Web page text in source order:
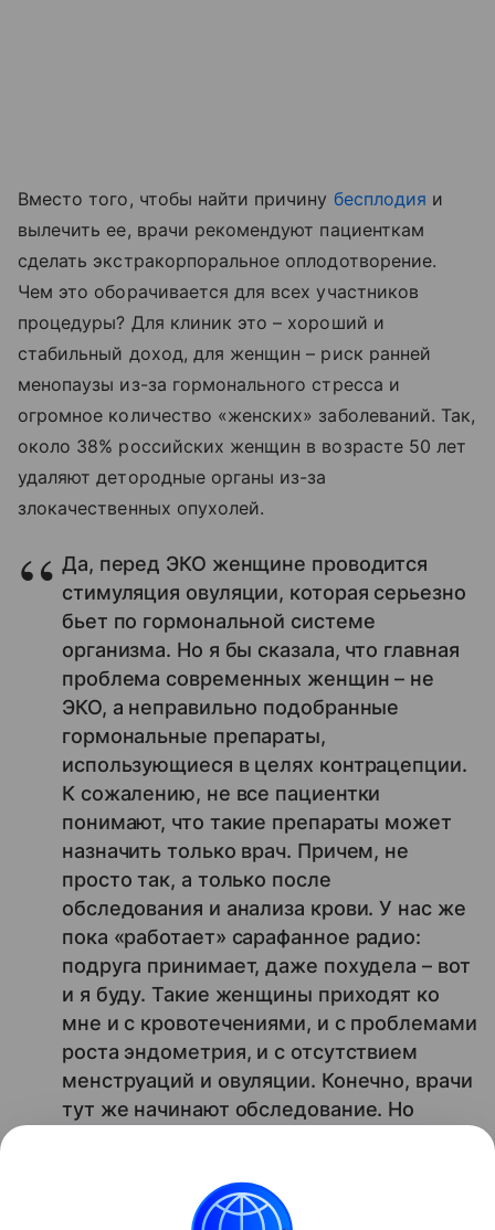
Вместо того, чтобы найти причину бесплодия и
вылечить ее, врачи рекомендуют пациенткам
сделать экстракорпоральное оплодотворение.
Чем это оборачивается для всех участников
процедуры? Для клиник это – хороший и
стабильный доход, для женщин – риск ранней
менопаузы из-за гормонального стресса и
огромное количество «женских» заболеваний. Так,
около 38% российских женщин в возрасте 50 лет
удаляют детородные органы из-за
злокачественных опухолей.
Да, перед ЭКО женщине проводится
стимуляция овуляции, которая серьезно
бьет по гормональной системе
организма. Но я бы сказала, что главная
проблема современных женщин – не
ЭКО, а неправильно подобранные
гормональные препараты,
использующиеся в целях контрацепции.
К сожалению, не все пациентки
понимают, что такие препараты может
назначить только врач. Причем, не
просто так, а только после
обследования и анализа крови. У нас же
пока «работает» сарафанное радио:
подруга принимает, даже похудела – вот
и я буду. Такие женщины приходят ко
мне и с кровотечениями, и с проблемами
роста эндометрия, и с отсутствием
менструаций и овуляции. Конечно, врачи
тут же начинают обследование. Но
последствие всего этого.